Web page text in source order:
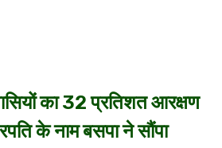
का 32 प्रतिशत आरक्षण
के नाम बसपा ने सौंपा